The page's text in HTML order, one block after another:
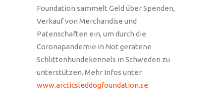
Foundation sammelt Geld über Spenden,
Verkauf von Merchandise und
Patenschaften ein, um durch die
Coronapandemie in Not geratene
Schlittenhundekennels in Schweden zu
unterstützen. Mehr Infos unter
www.arcticsleddogfoundation.se.